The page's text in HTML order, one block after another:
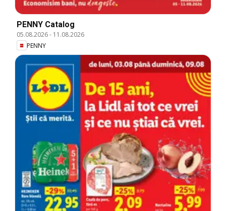
PENNY Catalog
05.08.2026- 11.08.2026
PENNY